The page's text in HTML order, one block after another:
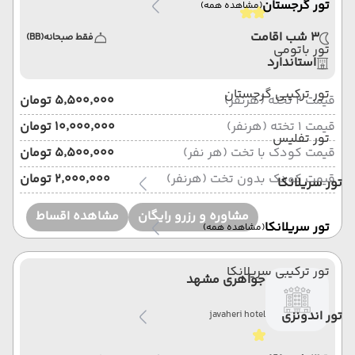
تور گرجستان(مشاهده همه)
تور باتومی
تور ترکیبی گرجستان
تور تفلیس
تور سریلانکا
تور سریلانکا(مشاهده همه)
تور ترکیبی سریلانکا
تور اندونزی
3 شب اقامت فقط صبحانه(BB)
استاندارد
قیمت 2 تخته (هرنفر)
۵٬۵۰۰٬۰۰۰ تومان
قیمت 1 تخته (هرنفر)
۱۰٬۰۰۰٬۰۰۰ تومان
قیمت کودک با تخت (هر نفر)
۵٬۵۰۰٬۰۰۰ تومان
قیمت کودک بدون تخت (هرنفر)
۲٬۰۰۰٬۰۰۰ تومان
مشاوره و رزرو رایگان
مشاهده اقساط
جواهری مشهد
javaheri hotel